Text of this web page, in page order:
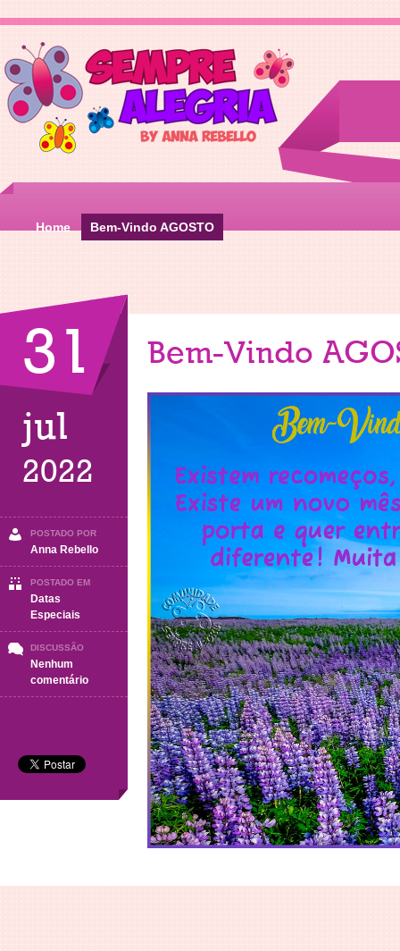
Home Bem-Vindo AGOSTO
31
jul
2022
POSTADO POR
Anna Rebello
POSTADO EM
Datas
Especiais
DISCUSSÃO
Nenhum
comentárioem
Bem-
Bem-Vindo